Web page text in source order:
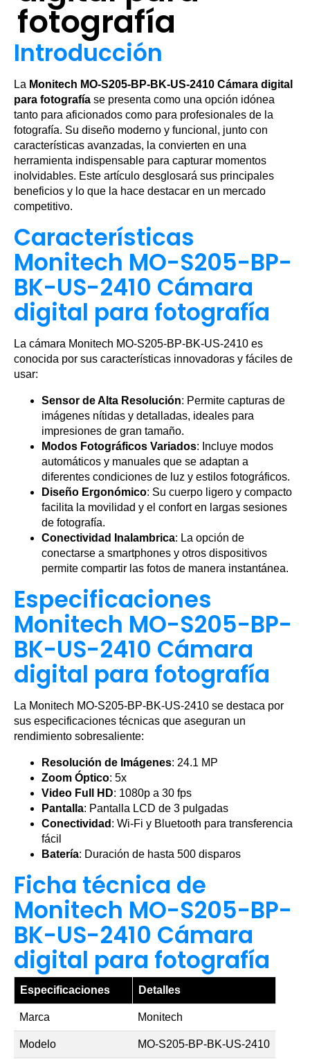
fotografía
Introducción
La Monitech MO-S205-BP-BK-US-2410 Cámara digital
para fotografía se presenta como una opción idónea
tanto para aficionados como para profesionales de la
fotografía. Su diseño moderno y funcional, junto con
características avanzadas, la convierten en una
herramienta indispensable para capturar momentos
inolvidables. Este artículo desglosará sus principales
beneficios y lo que la hace destacar en un mercado
competitivo.
Características
Monitech MO-S205-BP-
BK-US-2410 Cámara
digital para fotografía
La cámara Monitech MO-S205-BP-BK-US-2410 es
conocida por sus características innovadoras y fáciles de
usar:
Sensor de Alta Resolución: Permite capturas de
imágenes nítidas y detalladas, ideales para
impresiones de gran tamaño.
Modos Fotográficos Variados: Incluye modos
automáticos y manuales que se adaptan a
diferentes condiciones de luz y estilos fotográficos.
Diseño Ergonómico: Su cuerpo ligero y compacto
facilita la movilidad y el confort en largas sesiones
de fotografía.
Conectividad Inalambrica: La opción de
conectarse a smartphones y otros dispositivos
permite compartir las fotos de manera instantánea.
Especificaciones
Monitech MO-S205-BP-
BK-US-2410 Cámara
digital para fotografía
La Monitech MO-S205-BP-BK-US-2410 se destaca por
sus especificaciones técnicas que aseguran un
rendimiento sobresaliente:
Resolución de Imágenes: 24.1 MP
Zoom Óptico: 5x
Video Full HD: 1080p a 30 fps
Pantalla: Pantalla LCD de 3 pulgadas
Conectividad : Wi-Fi y Bluetooth para transferencia
fácil
Batería: Duración de hasta 500 disparos
Ficha técnica de
Monitech MO-S205-BP-
BK-US-2410 Cámara
digital para fotografía
Especificaciones Detalles
Marca Monitech
Modelo MO-S205-BP-BK-US-2410